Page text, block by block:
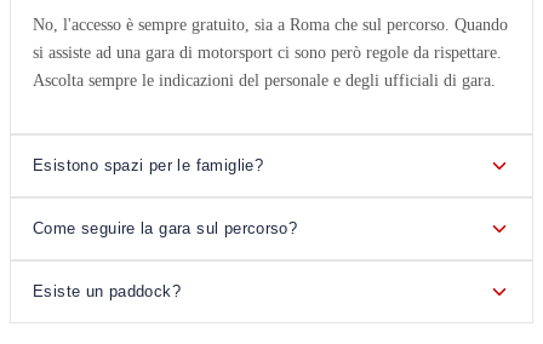
No, l'accesso è sempre gratuito, sia a Roma che sul percorso. Quando
si assiste ad una gara di motorsport ci sono però regole da rispettare.
Ascolta sempre le indicazioni del personale e degli ufficiali di gara.
Esistono spazi per le famiglie?
Come seguire la gara sul percorso?
Esiste un paddock?